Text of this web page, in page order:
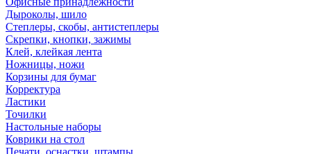
Дыроколы, шило
Степлеры, скобы, антистеплеры
Скрепки, кнопки, зажимы
Клей, клейкая лента
Ножницы, ножи
Корзины для бумаг
Корректура
Ластики
Точилки
Настольные наборы
Коврики на стол
Печати, оснастки, штампы